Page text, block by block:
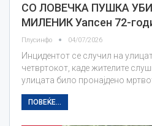
СО ЛОВЕЧКА ПУШКА
МИЛЕНИК Уапсен 72-
Плусинфо 04/07/2026
Инцидентот се случил на
четвртокот, каде жителите
улицата било пронајдено
ПОВЕЌЕ...